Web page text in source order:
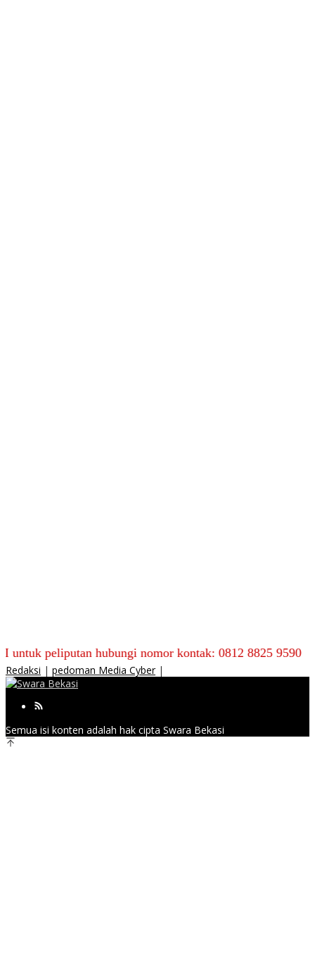
hubungi nomor kontak: 0812 8825 9590
Redaksi | pedoman Media Cyber|
Semua isi konten adalah hak cipta Swara Bekasi